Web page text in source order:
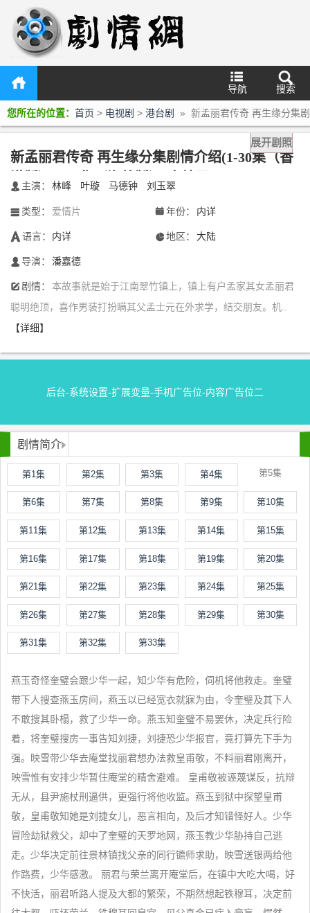
导航 搜索
您所在的位置： 首页 > 电视剧 > 港台剧 » 新孟丽君传奇 再生缘分集剧
展开剧照
新孟丽君传奇 再生缘分集剧情介绍(1-30集（香
港版），32集（海外版）)大结局
󰃖 主演： 林峰 叶璇 马德钟 刘玉翠
󰁣 年份： 内详
󰀥 类型： 爱情片
󰃍 地区： 大陆
󰃋 语言： 内详
󰄭 导演： 潘嘉德
󰆙 剧情：
本故事就是始于江南翠竹镇上，镇上有户孟家其女孟丽君
聪明绝顶，喜作男装打扮瞒其父孟士元在外求学，结交朋友。机..
【详细】
后台-系统设置-扩展变量-手机广告位-内容广告位二
剧情简介
第1集 第2集 第3集 第4集 第5集
第6集 第7集 第8集 第9集 第10集
第11集 第12集 第13集 第14集 第15集
第16集 第17集 第18集 第19集 第20集
第21集 第22集 第23集 第24集 第25集
第26集 第27集 第28集 第29集 第30集
第31集 第32集 第33集
燕玉奇怪奎璧会跟少华一起，知少华有危险，伺机将他救走。奎璧
带下人搜查燕玉房间，燕玉以已经宽衣就寐为由，令奎璧及其下人
不敢搜其卧榻，救了少华一命。燕玉知奎璧不易罢休，决定兵行险
着，将奎璧搜房一事告知刘捷，刘捷恐少华报官，竟打算先下手为
强。映雪带少华去庵堂找丽君想办法救皇甫敬，不料丽君刚离开，
映雪惟有安排少华暂住庵堂的精舍避难。 皇甫敬被诬蔑谋反，抗辩
无从，县尹施杖刑逼供，更强行将他收监。燕玉到狱中探望皇甫
敬，皇甫敬知她是刘捷女儿，恶言相向，及后才知错怪好人。少华
冒险劫狱救父，却中了奎璧的天罗地网，燕玉教少华胁持自己逃
走。少华决定前往景林镇找父亲的同行镳师求助，映雪送银两给他
作路费，少华感激。 丽君与荣兰离开庵堂后，在镇中大吃大喝，好
不快活，丽君听路人提及大都的繁荣，不期然想起铁穆耳，决定前